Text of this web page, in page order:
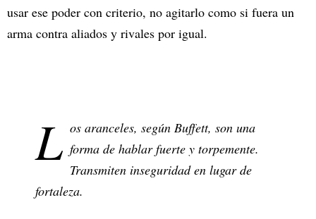
usar ese poder con criterio, no agitarlo como si fuera un
arma contra aliados y rivales por igual.
L os aranceles, según Buffett, son una
forma de hablar fuerte y torpemente.
Transmiten inseguridad en lugar de
fortaleza.